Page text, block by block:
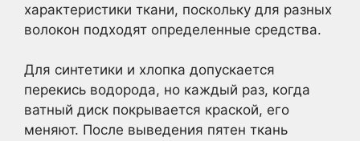
характеристики ткани, поскольку для разных
волокон подходят определенные средства.
Для синтетики и хлопка допускается
перекись водорода, но каждый раз, когда
ватный диск покрывается краской, его
меняют. После выведения пятен ткань